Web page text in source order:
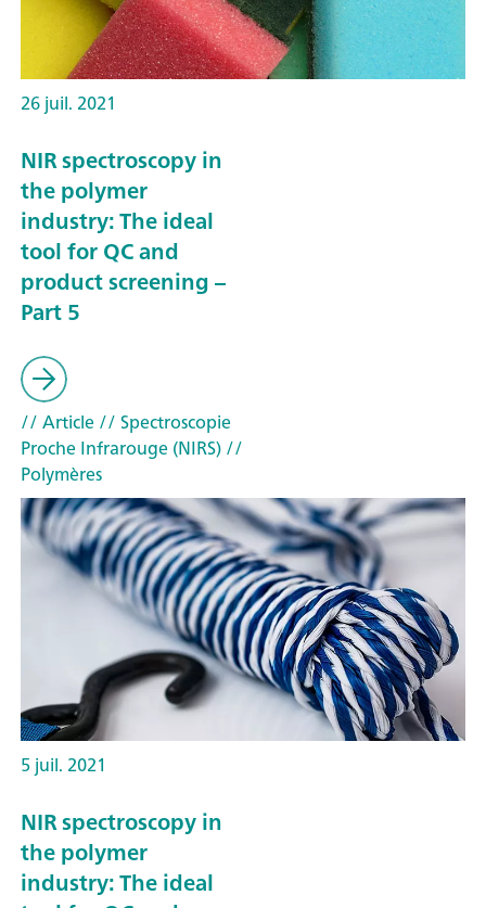
26 juil. 2021
NIR spectroscopy in
the polymer
industry: The ideal
tool for QC and
product screening –
Part 5
// Article// Spectroscopie
Proche Infrarouge (NIRS)//
Polymères
5 juil. 2021
NIR spectroscopy in
the polymer
industry: The ideal